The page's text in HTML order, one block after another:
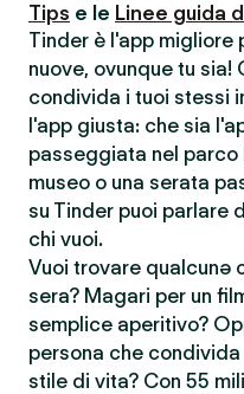
Tips e le Linee guida
Tinder è l'app migliore
nuove, ovunque tu sia!
condivida i tuoi stessi
l'app giusta: che sia
passeggiata nel parco
museo o una serata
su Tinder puoi parlare
chi vuoi.
Vuoi trovare qualcunə
sera? Magari per un
semplice aperitivo?
persona che
stile di vita? Con 55